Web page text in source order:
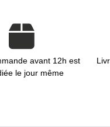
avant 12h est
le jour même